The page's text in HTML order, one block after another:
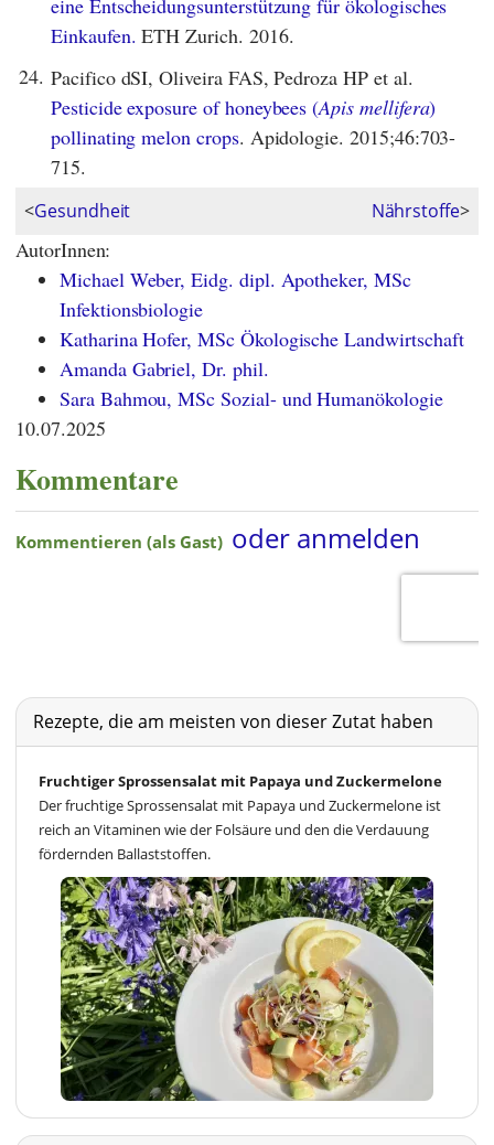
Einkaufen. ETH Zurich. 2016.
24. Pacifico dSI, Oliveira FAS, Pedroza HP et al.
Pesticide exposure of honeybees (Apis mellifera)
pollinating melon crops. Apidologie. 2015;46:703-
715.
<Gesundheit Nährstoffe>
AutorInnen:
Michael Weber, Eidg. dipl. Apotheker, MSc
Infektionsbiologie
Katharina Hofer, MSc Ökologische Landwirtschaft
Amanda Gabriel, Dr. phil.
Sara Bahmou, MSc Sozial- und Humanökologie
10.07.2025
Kommentare
Rezepte, die am meisten von dieser Zutat haben
Fruchtiger Sprossensalat mit Papaya und Zuckermelone
Der fruchtige Sprossensalat mit Papaya und Zuckermelone ist
reich an Vitaminen wie der Folsäure und den die Verdauung
fördernden Ballaststoffen.